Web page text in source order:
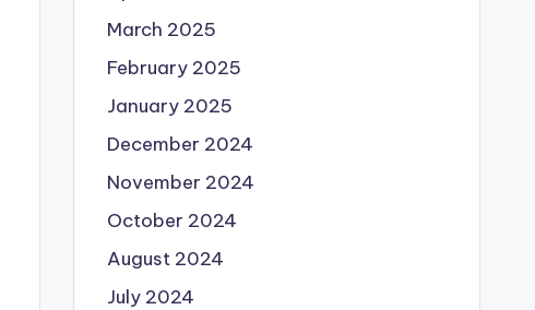
March 2025
February 2025
January 2025
December 2024
November 2024
October 2024
August 2024
July 2024